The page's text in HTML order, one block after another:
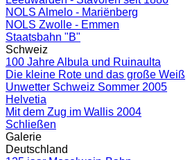
NOLS Almelo - Mariënberg
NOLS Zwolle - Emmen
Staatsbahn "B"
Schweiz
100 Jahre Albula und Ruinaulta
Die kleine Rote und das große Weiß
Unwetter Schweiz Sommer 2005
Helvetia
Mit dem Zug im Wallis 2004
Schließen
Galerie
Deutschland